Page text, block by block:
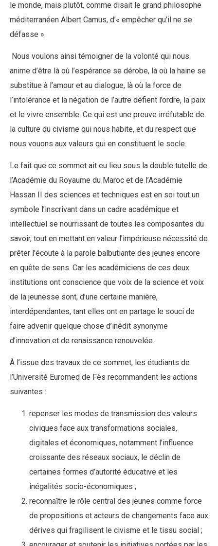
le monde, mais plutôt, comme disait le grand philosophe
méditerranéen Albert Camus, d’« empêcher qu’il ne se
défasse ».
Nous voulons ainsi témoigner de la volonté qui nous
anime d’être là où l’espérance se dérobe, là où la haine se
substitue à l’amour et au dialogue, là où la force de
l’intolérance et la négation de l’autre défient l’ordre, la paix
et le vivre ensemble. Ce qui est une preuve irréfutable de
la culture du civisme qui nous habite, et du respect que
nous vouons aux valeurs qui en constituent le socle.
Le fait que ce sommet ait eu lieu sous la double tutelle de
l’Académie du Royaume du Maroc et de l’Académie
Hassan II des sciences et techniques est en soi tout un
symbole l’inscrivant dans un cadre académique et
intellectuel se nourrissant de toutes les composantes du
savoir, tout en mettant en valeur l’impérieuse nécessité de
prêter l’écoute à la parole balbutiante des jeunes encore
en quête de sens. Car les académiciens de ces deux
institutions ont conscience que voix de la science et voix
de la jeunesse sont, d’une certaine manière,
interdépendantes, tant elles ont en partage le souci de
faire advenir quelque chose d’inédit synonyme
d’innovation et de renaissance renouvelée.
À l’issue des travaux de ce sommet, les étudiants de
l’Université Euromed de Fès recommandent les actions
suivantes :
repenser les modes de transmission des valeurs
civiques face aux transformations sociales,
digitales et économiques, notamment l’influence
croissante des réseaux sociaux, le déclin de
certaines formes d’autorité éducative et les
inégalités socio-économiques ;
reconnaître le rôle central des jeunes comme force
de propositions et acteurs de changements face aux
dérives qui fragilisent le civisme et le tissu social ;